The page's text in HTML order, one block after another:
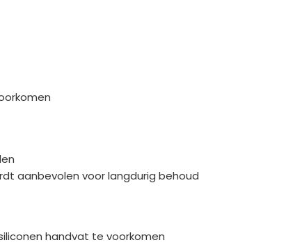
aanbevolen voor langdurig behoud
handvat te voorkomen